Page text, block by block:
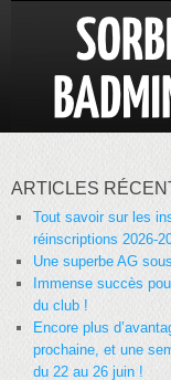
ARTICLES
Tout savoir sur les
réinscriptions 2026-
Une superbe AG
Immense succès
du club !
Encore plus
prochaine, et une
du 22 au 26 juin !